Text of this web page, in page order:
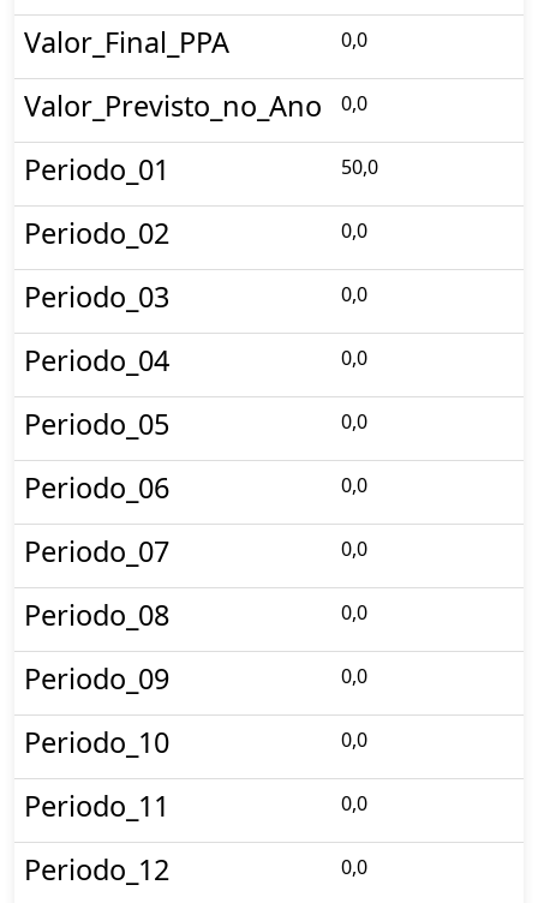
Valor_Final_PPA 0,0
Valor_Previsto_no_Ano 0,0
Periodo_01 50,0
Periodo_02 0,0
Periodo_03 0,0
Periodo_04 0,0
Periodo_05 0,0
Periodo_06 0,0
Periodo_07 0,0
Periodo_08 0,0
Periodo_09 0,0
Periodo_10 0,0
Periodo_11 0,0
Periodo_12 0,0